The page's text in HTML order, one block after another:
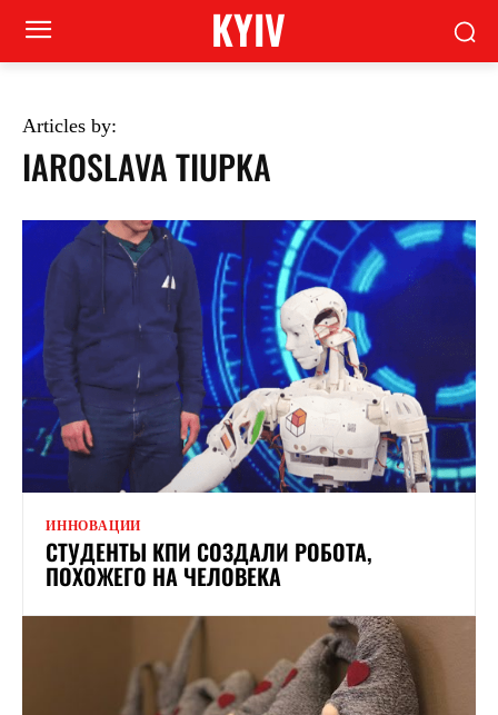
KYIV
Articles by:
IAROSLAVA TIUPKA
ИННОВАЦИИ
СТУДЕНТЫ КПИ СОЗДАЛИ РОБОТА,
ПОХОЖЕГО НА ЧЕЛОВЕКА